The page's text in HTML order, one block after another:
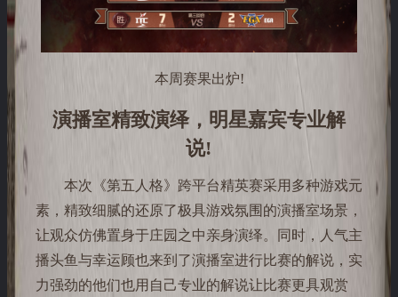
本周赛果出炉!
演播室精致演绎，明星嘉宾专业解
说!
本次《第五人格》跨平台精英赛采用多种游戏元
素，精致细腻的还原了极具游戏氛围的演播室场景，
让观众仿佛置身于庄园之中亲身演绎。同时，人气主
播头鱼与幸运顾也来到了演播室进行比赛的解说，实
力强劲的他们也用自己专业的解说让比赛更具观赏